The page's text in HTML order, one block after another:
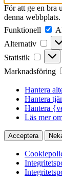
För att ge en bra
denna
Funktionell
Alternativ
Statistik
Marknadsföring
Hantera
Hantera
Hantera
Läs mer
Acceptera